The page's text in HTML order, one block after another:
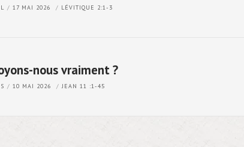
17 MAI 2026 LÉVITIQUE 2:1-3
nous vraiment ?
10 MAI 2026 JEAN 11 :1-45